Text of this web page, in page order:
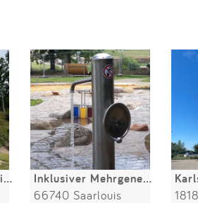
Juelsminde Naturspielpark (Naturlegepark) Inklusiver Mehrgenerationenspielplatz Stadtgarten
66740 Saarlouis